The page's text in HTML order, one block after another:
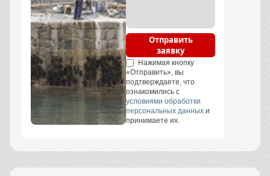
Отправить
заявку
Нажимая кнопку
«Отправить», вы
подтверждаете, что
ознакомились с
условиями обработки
персональных данных и
принимаете их.